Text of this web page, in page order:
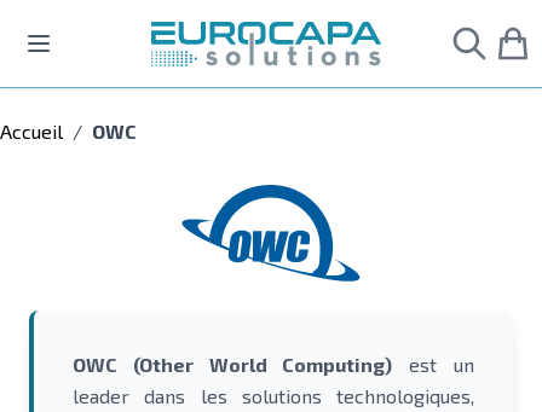
Accueil / OWC
OWC (Other World Computing) est un
leader dans les solutions technologiques,